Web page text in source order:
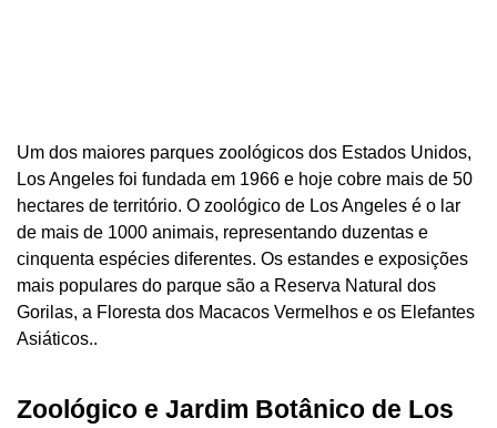
Um dos maiores parques zoológicos dos Estados Unidos,
Los Angeles foi fundada em 1966 e hoje cobre mais de 50
hectares de território. O zoológico de Los Angeles é o lar
de mais de 1000 animais, representando duzentas e
cinquenta espécies diferentes. Os estandes e exposições
mais populares do parque são a Reserva Natural dos
Gorilas, a Floresta dos Macacos Vermelhos e os Elefantes
Asiáticos..
Zoológico e Jardim Botânico de Los